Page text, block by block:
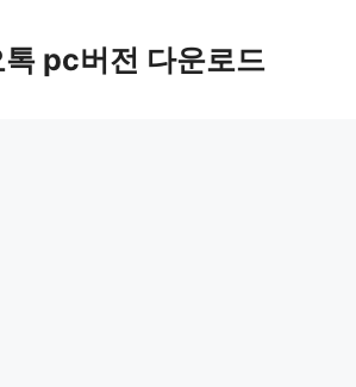
pc버전 다운로드